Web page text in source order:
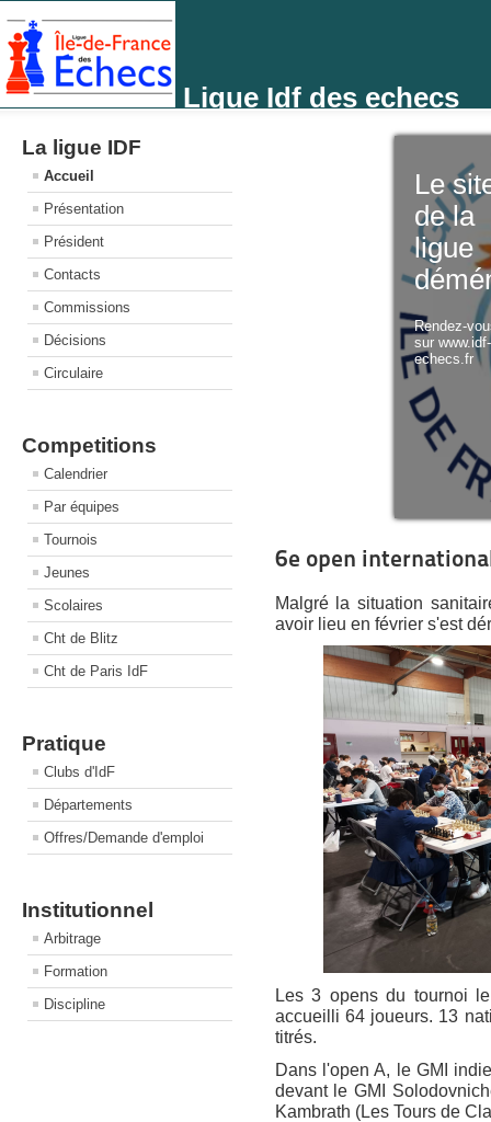
Ligue Idf des echecs
La ligue IDF
Accueil
Présentation
Président
Contacts
Commissions
Décisions
Circulaire
Competitions
Calendrier
Par équipes
Tournois
Jeunes
Scolaires
Cht de Blitz
Cht de Paris IdF
Pratique
Clubs d'IdF
Départements
Offres/Demande d'emploi
Institutionnel
Arbitrage
Formation
Discipline
Le
de la
ligue
Rendez-
sur
echecs.fr
6e open
Malgré la situation
avoir lieu en février s'est
Les 3 opens du tournoi
accueilli 64 joueurs. 13
titrés.
Dans l'open A, le GMI
devant le GMI
Kambrath (Les Tours de